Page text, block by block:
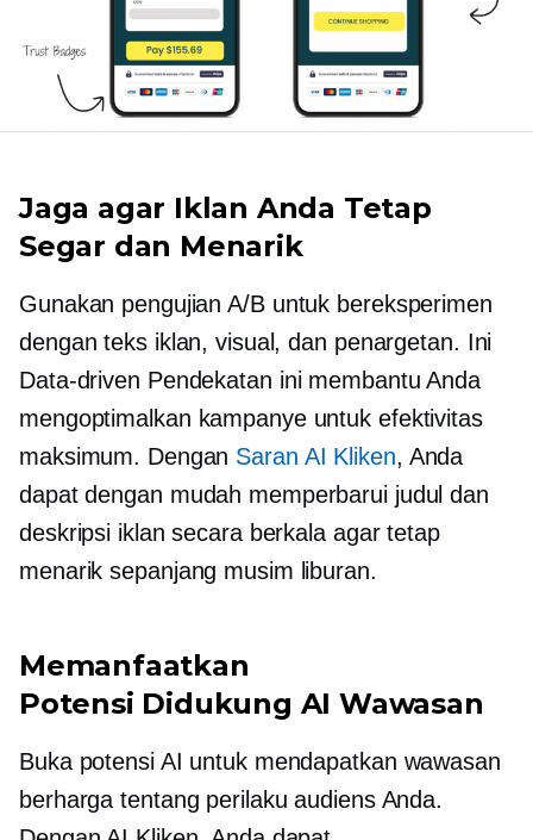
Jaga agar Iklan Anda Tetap
Segar dan Menarik
Gunakan pengujian A/B untuk bereksperimen
dengan teks iklan, visual, dan penargetan. Ini
Data-driven Pendekatan ini membantu Anda
mengoptimalkan kampanye untuk efektivitas
maksimum. Dengan Saran AI Kliken, Anda
dapat dengan mudah memperbarui judul dan
deskripsi iklan secara berkala agar tetap
menarik sepanjang musim liburan.
Memanfaatkan
Potensi Didukung AI Wawasan
Buka potensi AI untuk mendapatkan wawasan
berharga tentang perilaku audiens Anda.